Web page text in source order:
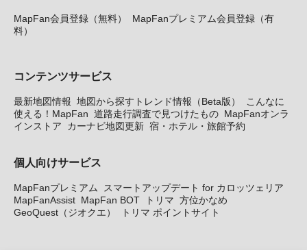
MapFan会員登録（無料）
MapFanプレミアム会員登録（有
料）
コンテンツサービス
最新地図情報 地図から探すトレンド情報（Beta版）
こんなに
使える！MapFan 道路走行調査で見つけたもの MapFanオンラ
インストア
カーナビ地図更新 宿・ホテル・旅館予約
個人向けサービス
MapFanプレミアム
スマートアップデート for カロッツェリア
MapFanAssist MapFan BOT トリマ 方位かなめ
GeoQuest（ジオクエ）
トリマ ポイントサイト